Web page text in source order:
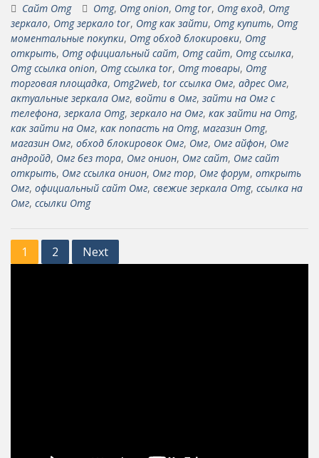
Сайт Omg Omg, Omg onion, Omg tor, Omg вход, Omg
зеркало, Omg зеркало tor, Omg как зайти, Omg купить, Omg
моментальные покупки, Omg обход блокировки, Omg
открыть, Omg официальный сайт, Omg сайт, Omg ссылка,
Omg ссылка onion, Omg ссылка tor, Omg товары, Omg
торговая площадка, Omg2web, tor ссылка Омг, адрес Омг,
актуальные зеркала Омг, войти в Омг, зайти на Омг с
телефона, зеркала Omg, зеркало на Омг, как зайти на Omg,
как зайти на Омг, как попасть на Omg, магазин Omg,
магазин Омг, обход блокировок Омг, Омг, Омг айфон, Омг
андройд, Омг без тора, Омг онион, Омг сайт, Омг сайт
открыть, Омг ссылка онион, Омг тор, Омг форум, открыть
Омг, официальный сайт Омг, свежие зеркала Omg, ссылка на
Омг, ссылки Omg
Posts
1 2 Next